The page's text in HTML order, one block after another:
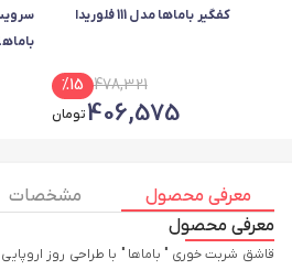
کفگیر باماها مدل 111 فلوریدا
478,321
%15
406,575تومان
باماها
معرفی محصول مشخصات
معرفی محصول
قاشق شربت خوری " باماها " با طراحی روز